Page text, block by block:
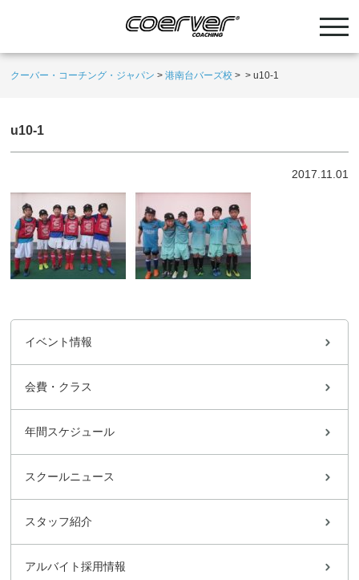
クーバー・コーチング・ジャパン >港南台バーズ校 > >u10-1
u10-1
2017.11.01
イベント情報
会費・クラス
年間スケジュール
スクールニュース
スタッフ紹介
アルバイト採用情報